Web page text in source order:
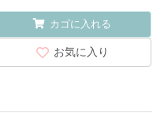
カゴに入れる
お気に入り